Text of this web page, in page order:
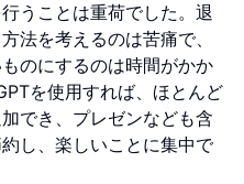
うことは重荷でした。退
法を考えるのは苦痛で、
のにするのは時間がかか
を使用すれば、ほとんど
でき、プレゼンなども含
し、楽しいことに集中で